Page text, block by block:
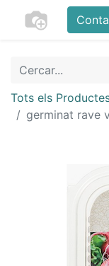
Tots els
germinat rave